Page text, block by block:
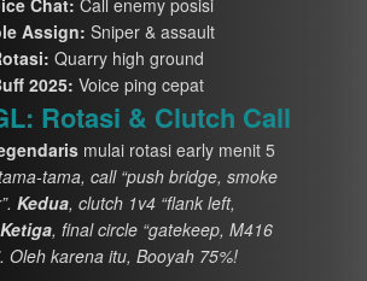
Assign: Sniper & assault
Quarry high ground
2025: Voice ping cepat
Rotasi & Clutch Call
mulai rotasi early menit 5
tama, call “push bridge, smoke
Kedua, clutch 1v4 “flank left,
Ketiga, final circle “gatekeep, M416
Oleh karena itu, Booyah 75%!